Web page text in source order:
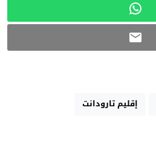
إقليم تارودانت